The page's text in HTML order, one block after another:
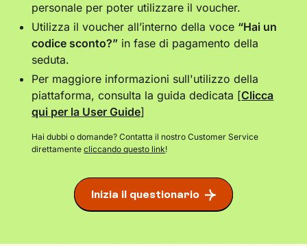
personale per poter utilizzare il voucher.
Utilizza il voucher all’interno della voce “Hai un
codice sconto?” in fase di pagamento della
seduta.
Per maggiore informazioni sull'utilizzo della
piattaforma, consulta la guida dedicata [Clicca
qui per la User Guide]
Hai dubbi o domande? Contatta il nostro Customer Service
direttamentecliccando questo link!
Inizia il questionario